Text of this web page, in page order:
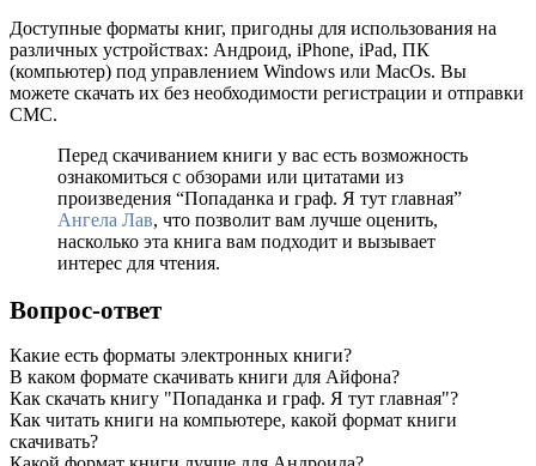
Доступные форматы книг, пригодны для использования на
различных устройствах: Андроид, iPhone, iPad, ПК
(компьютер) под управлением Windows или MacOs. Вы
можете скачать их без необходимости регистрации и отправки
СМС.
Перед скачиванием книги у вас есть возможность
ознакомиться с обзорами или цитатами из
произведения “Попаданка и граф. Я тут главная”
Ангела Лав, что позволит вам лучше оценить,
насколько эта книга вам подходит и вызывает
интерес для чтения.
Вопрос-ответ
Какие есть форматы электронных книги?
В каком формате скачивать книги для Айфона?
Как скачать книгу "Попаданка и граф. Я тут главная"?
Как читать книги на компьютере, какой формат книги
скачивать?